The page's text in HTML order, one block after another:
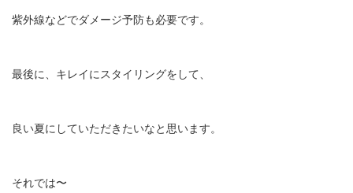
紫外線などでダメージ予防も必要です。
最後に、キレイにスタイリングをして、
良い夏にしていただきたいなと思います。
それでは〜